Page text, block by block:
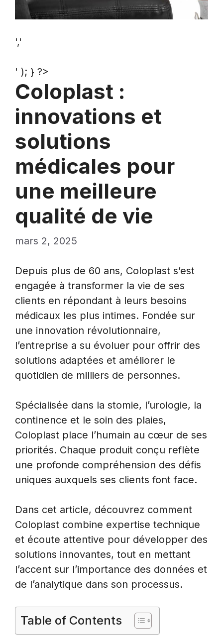
','
' ); } ?>
Coloplast :
innovations et
solutions
médicales pour
une meilleure
qualité de vie
mars 2, 2025
Depuis plus de 60 ans, Coloplast s’est
engagée à transformer la vie de ses
clients en répondant à leurs besoins
médicaux les plus intimes. Fondée sur
une innovation révolutionnaire,
l’entreprise a su évoluer pour offrir des
solutions adaptées et améliorer le
quotidien de milliers de personnes.
Spécialisée dans la stomie, l’urologie, la
continence et le soin des plaies,
Coloplast place l’humain au cœur de ses
priorités. Chaque produit conçu reflète
une profonde compréhension des défis
uniques auxquels ses clients font face.
Dans cet article, découvrez comment
Coloplast combine expertise technique
et écoute attentive pour développer des
solutions innovantes, tout en mettant
l’accent sur l’importance des données et
de l’analytique dans son processus.
Table of Contents